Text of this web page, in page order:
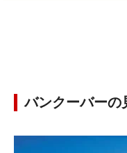
バンクーバーの